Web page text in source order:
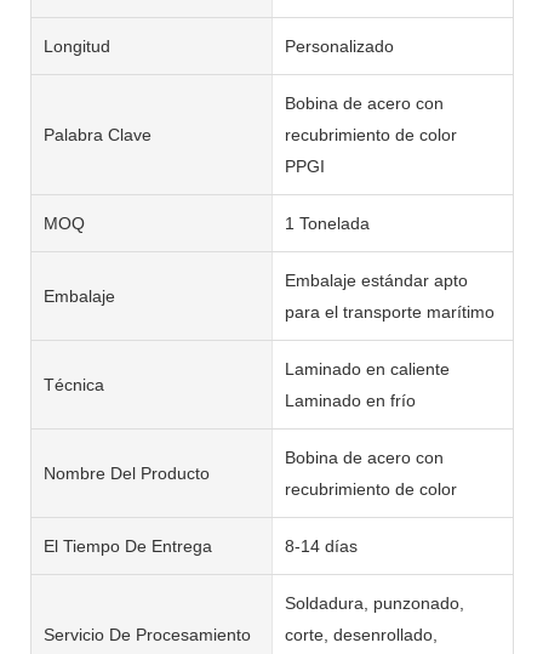
Longitud Personalizado
Palabra Clave
Bobina de acero con
recubrimiento de color
PPGI
MOQ 1 Tonelada
Embalaje
Embalaje estándar apto
para el transporte marítimo
Técnica
Laminado en caliente
Laminado en frío
Nombre Del Producto
Bobina de acero con
recubrimiento de color
El Tiempo De Entrega 8-14 días
Servicio De Procesamiento
Soldadura, punzonado,
corte, desenrollado,